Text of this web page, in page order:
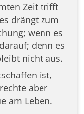
Zeit trifft
drängt zum
wenn es
denn es
nicht aus.
ist,
aber
am Leben.